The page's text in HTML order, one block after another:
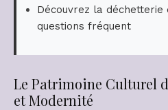
Découvrez la déchetterie
questions fréquent
Le Patrimoine Culturel
et Modernité